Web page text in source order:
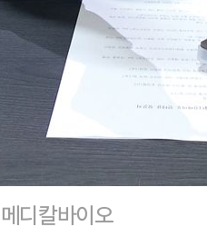
디칼바이오